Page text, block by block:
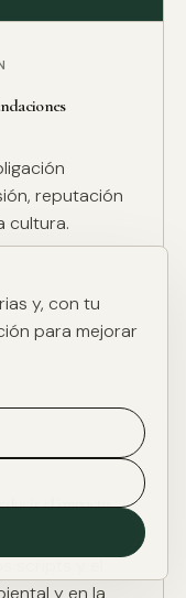
reputación
cultura.
el impacto
scripts y el
y en la
y, con tu
para mejorar